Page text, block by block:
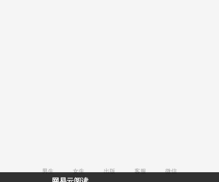
男生 女生 出版 客服
微信